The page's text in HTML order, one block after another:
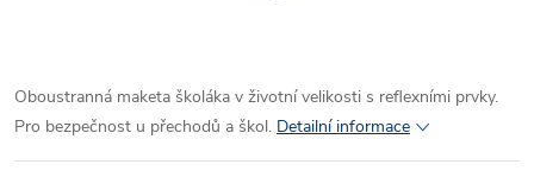
Oboustranná maketa školáka v životní velikosti s reflexními prvky.
Pro bezpečnost u přechodů a škol. Detailní informace